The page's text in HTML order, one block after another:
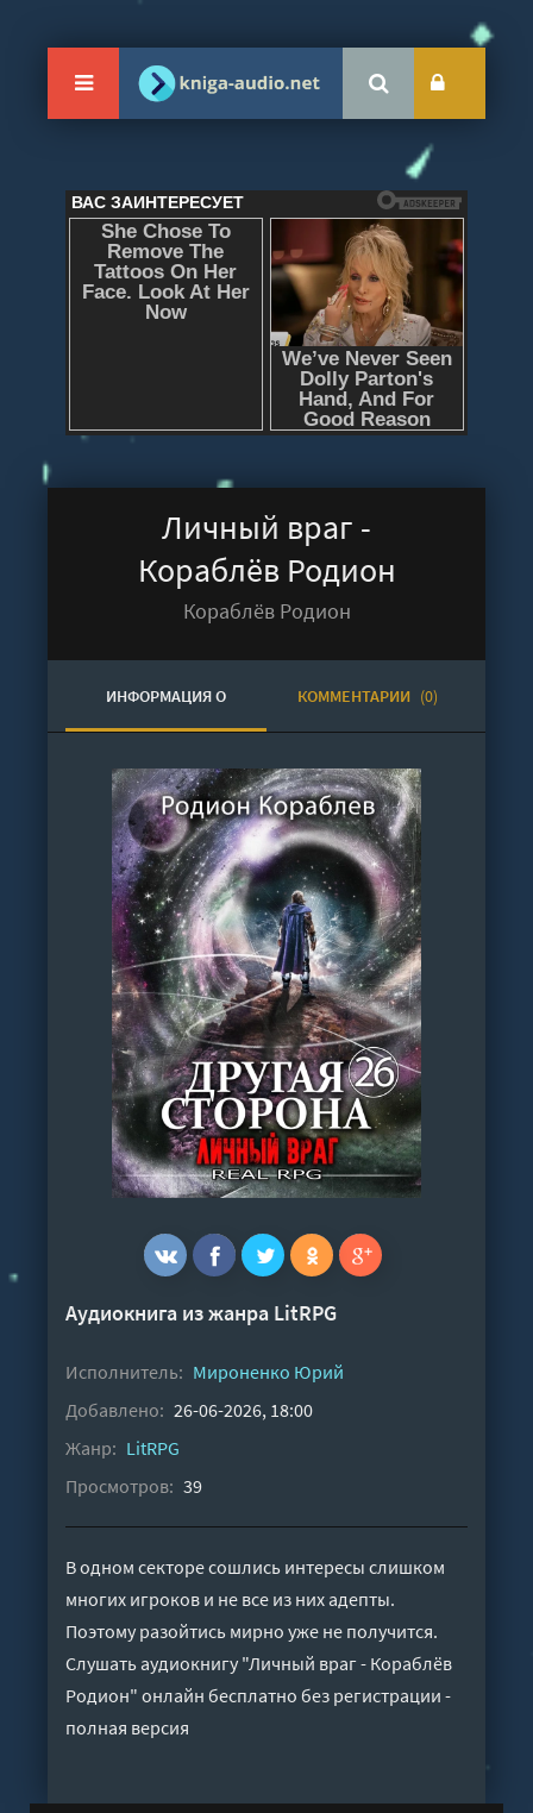
Личный враг -
Кораблёв Родион
Кораблёв Родион
ИНФОРМАЦИЯ О
АУДИОКНИГЕ
КОММЕНТАРИИ (0)
Аудиокнига из жанра LitRPG
Исполнитель: Мироненко Юрий
Добавлено: 26-06-2026, 18:00
Жанр: LitRPG
Просмотров: 39
В одном секторе сошлись интересы слишком
многих игроков и не все из них адепты.
Поэтому разойтись мирно уже не получится.
Слушать аудиокнигу "Личный враг - Кораблёв
Родион" онлайн бесплатно без регистрации -
полная версия